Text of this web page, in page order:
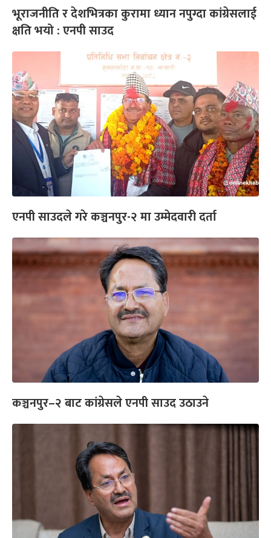
भूराजनीति र देशभित्रका कुरामा ध्यान नपुग्दा कांग्रेसलाई
क्षति भयो : एनपी साउद
एनपी साउदले गरे कञ्चनपुर-२ मा उम्मेदवारी दर्ता
कञ्चनपुर–२ बाट कांग्रेसले एनपी साउद उठाउने